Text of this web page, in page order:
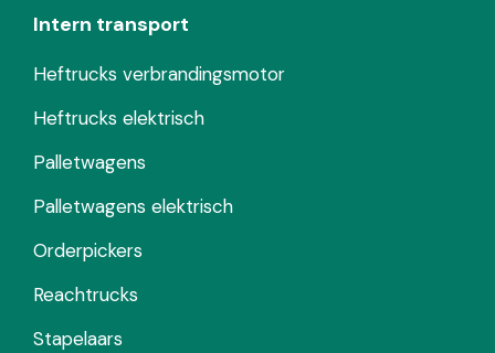
Intern transport
Heftrucks verbrandingsmotor
Heftrucks elektrisch
Palletwagens
Palletwagens elektrisch
Orderpickers
Reachtrucks
Stapelaars